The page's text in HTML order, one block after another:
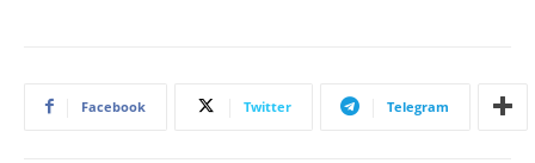
Facebook Twitter Telegram